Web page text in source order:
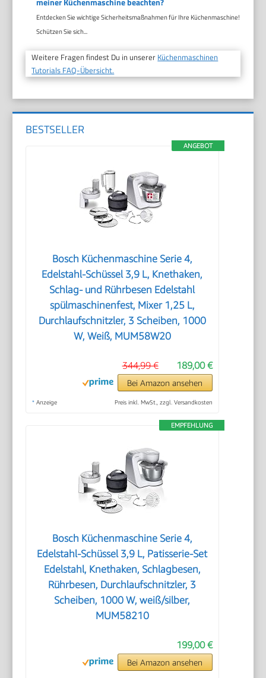
Entdecken Sie wichtige Sicherheitsmaßnahmen für Ihre Küchenmaschine!
Schützen Sie sich...
Weitere Fragen findest Du in unserer Küchenmaschinen
Tutorials FAQ-Übersicht.
BESTSELLER
ANGEBOT
Bosch Küchenmaschine Serie 4,
Edelstahl-Schüssel 3,9 L, Knethaken,
Schlag- und Rührbesen Edelstahl
spülmaschinenfest, Mixer 1,25 L,
Durchlaufschnitzler, 3 Scheiben, 1000
W, Weiß, MUM58W20
189,00 €
344,99 €
Bei Amazon ansehen
* Anzeige Preis inkl. MwSt., zzgl. Versandkosten
EMPFEHLUNG
Bosch Küchenmaschine Serie 4,
Edelstahl-Schüssel 3,9 L, Patisserie-Set
Edelstahl, Knethaken, Schlagbesen,
Rührbesen, Durchlaufschnitzler, 3
Scheiben, 1000 W, weiß/silber,
MUM58210
199,00 €
Bei Amazon ansehen